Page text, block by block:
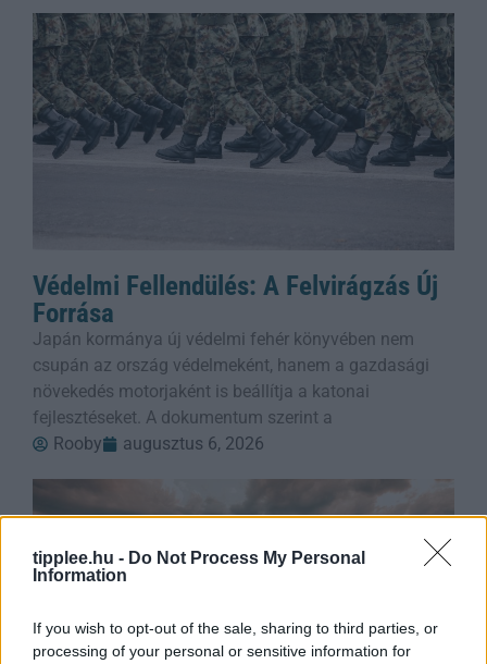
tipplee.hu - Do Not Process My Personal
Information
If you wish to opt-out of the sale, sharing to third parties, or
processing of your personal or sensitive information for
Védelmi Fellendülés: A Felvirágzás Új
Forrása
Japán kormánya új védelmi fehér könyvében nem
csupán az ország védelmeként, hanem a gazdasági
növekedés motorjaként is beállítja a katonai
fejlesztéseket. A dokumentum szerint a
Rooby
augusztus 6, 2026